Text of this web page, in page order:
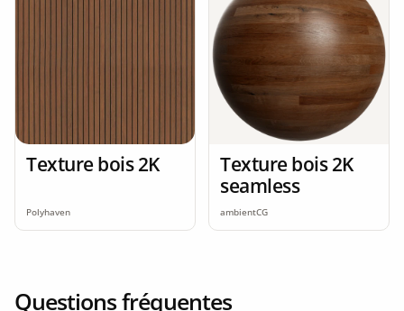
Texture bois 2K
Polyhaven
Texture bois 2K
seamless
ambientCG
Questions fréquentes